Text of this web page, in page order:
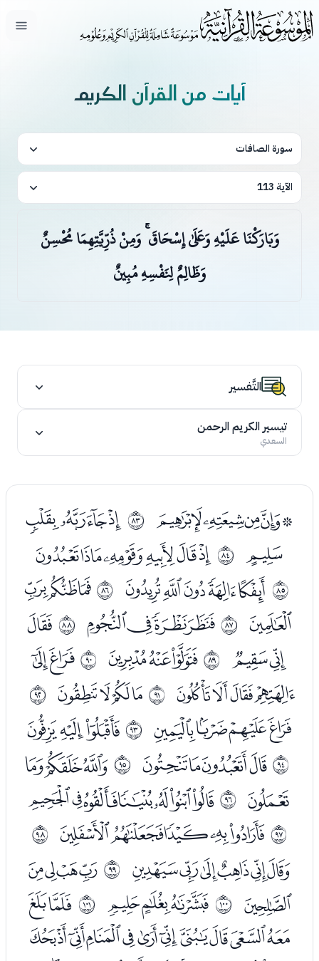
فتح
آيات من القرآن الكريم
سورة الصافات
الآية 113
وَبَارَكْنَا عَلَيْهِ وَعَلَىٰ إِسْحَاقَ ۚ وَمِنْ ذُرِّيَّتِهِمَا مُحْسِنٌ
وَظَالِمٌ لِنَفْسِهِ مُبِينٌ
التَّفسير
تيسير الكريم الرحمن
السعدي
ﭯﭰﭱﭲﭳ ﱒﭵﭶﭷﭸ
ﭹ ﱓﭻﭼﭽﭾﭿﮀ
ﱔ ﮂﮃﮄﮅﮆ ﱕﮈﮉﮊ
ﮋ ﱖﮍﮎﮏﮐ ﱗﮒ
ﮓﮔ ﱘﮖﮗﮘ ﱙﮚﮛ
ﮜﮝﮞﮟ ﱚﮡﮢﮣﮤ ﱛ
ﮦﮧﮨﮩ ﱜﮫﮬﮭ
ﱝﮯﮰﮱﯓ ﱞﯕﯖﯗ
ﯘ ﱟﯚﯛﯜﯝﯞﯟﯠ
ﱠﯢﯣﯤﯥﯦ ﱡ
ﯨﯩﯪﯫﯬﯭ ﱢﯯﯰﯱﯲ
ﯳ ﱣﯵﯶﯷ ﱤ ﯹﯺ
ﯻﯼﯽﯾﯿﰀﰁﰂﰃﰄ